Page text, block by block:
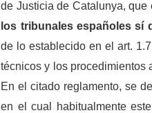
de Justicia de Catalunya,
los tribunales españoles sí
de lo establecido en el art. 1.7
técnicos y los procedimientos
En el citado reglamento, se
en el cual habitualmente